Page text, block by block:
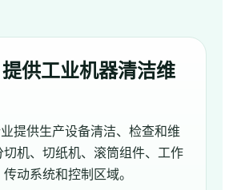
供工业机器清洁维
提供生产设备清洁、检查和维
机、切纸机、滚筒组件、工作
动系统和控制区域。